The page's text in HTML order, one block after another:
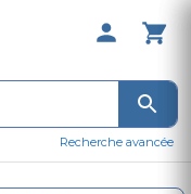
0 Produit
Recherche avancée